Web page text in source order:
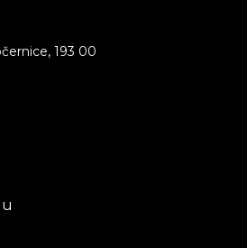
193 00